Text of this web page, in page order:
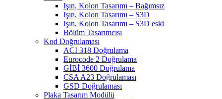
Işın, Kolon Tasarımı – Bağımsız
Işın, Kolon Tasarımı – S3D
Işın, Kolon Tasarımı – S3D eski
Bölüm Tasarımcısı
Kod Doğrulaması
ACI 318 Doğrulama
Eurocode 2 Doğrulama
GİBİ 3600 Doğrulama
CSA A23 Doğrulaması
GSD Doğrulaması
Plaka Tasarım Modülü